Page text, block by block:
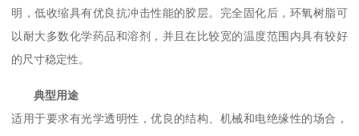
明，低收缩具有优良抗冲击性能的胶层。完全固化后， 环氧树脂可
以耐大多数化学药品和溶剂，并且在比较宽的温度范围内具有较好
的尺寸稳定性。
典型用途
适用于要求有光学透明性，优良的结构、机械和电绝缘性的场合，